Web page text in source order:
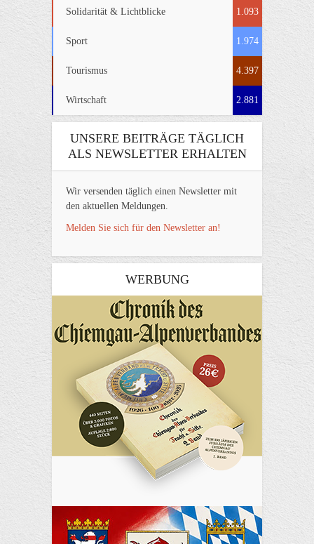
Solidarität & Lichtblicke 1.093
Sport 1.974
Tourismus 4.397
Wirtschaft 2.881
UNSERE BEITRÄGE TÄGLICH
ALS NEWSLETTER ERHALTEN
Wir versenden täglich einen Newsletter mit
den aktuellen Meldungen.
Melden Sie sich für den Newsletter an!
WERBUNG